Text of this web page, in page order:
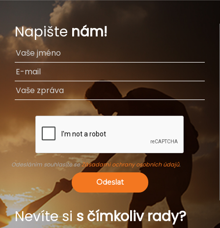
Napište nám!
Odesláním souhlasíte seZásadami ochrany osobních údajů.
Odeslat
Nevíte si s čímkoliv rady?